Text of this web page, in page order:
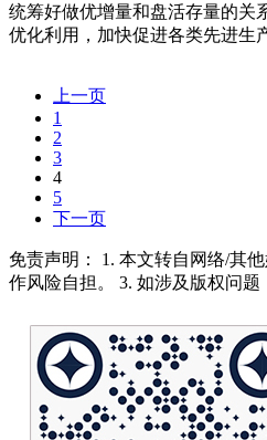
统筹好做优增量和盘活存量的关
优化利用，加快促进各类先进生
上一页
1
2
3
4
5
下一页
免责声明： 1. 本文转自网络/其
作风险自担。 3. 如涉及版权问